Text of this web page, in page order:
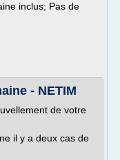
inclus; Pas de
- NETIM
de votre
il y a deux cas de